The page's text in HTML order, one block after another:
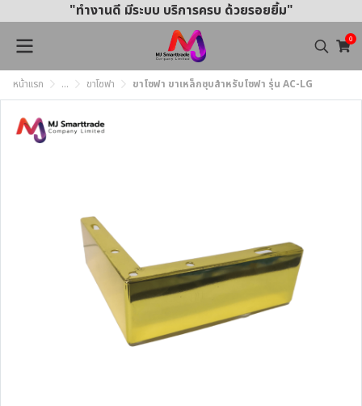
"ทำงานดี มีระบบ บริการครบ ด้วยรอยยิ้ม"
0
หน้าแรก ... ขาโซฟา ขาโซฟา ขาเหล็กชุบสำหรับโซฟา รุ่น AC-LG